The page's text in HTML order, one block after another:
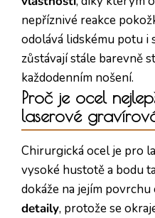
nepříznivé reakce
odolává lidskému potu i
zůstávají stále barevně
každodenním nošení.
Proč je ocel
laserové
Chirurgická ocel je pro
vysoké hustotě a bodu
dokáže na jejím povrchu
detaily, protože se